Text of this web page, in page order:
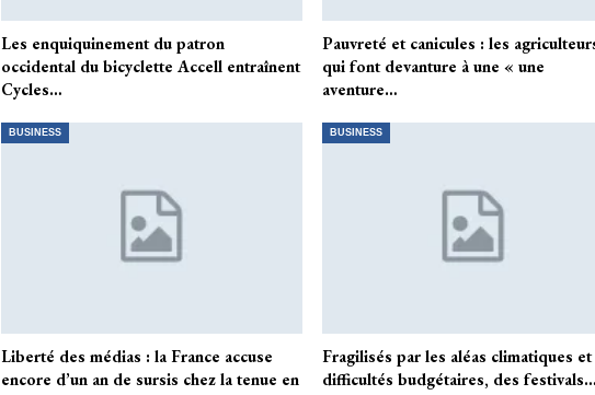
Les enquiquinement du patron
occidental du bicyclette Accell entraînent
Cycles…
Pauvreté et canicules : les
qui font devanture à une « une
aventure…
BUSINESS
Liberté des médias : la France accuse
encore d’un an de sursis chez la tenue en
BUSINESS
Fragilisés par les aléas climatiques et
difficultés budgétaires, des festivals…